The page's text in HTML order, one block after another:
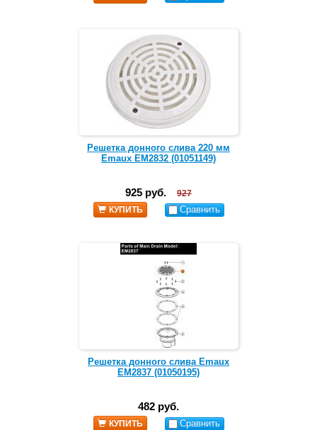
Решетка донного слива 220 мм
Emaux EM2832 (01051149)
925 руб.
927
КУПИТЬ
Сравнить
Решетка донного слива Emaux
EM2837 (01050195)
482 руб.
КУПИТЬ Сравнить